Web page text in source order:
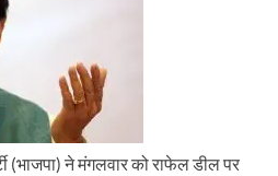
dl
y
m
(भाजपा) ने मंगलवार को राफेल डील पर